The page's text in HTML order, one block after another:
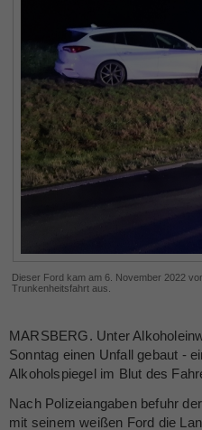
Dieser Ford kam am 6. November 2022
Trunkenheitsfahrt aus.
MARSBERG. Unter
Sonntag einen Unfall gebaut -
Alkoholspiegel im Blut des
Nach Polizeiangaben befuhr
mit seinem weißen Ford die